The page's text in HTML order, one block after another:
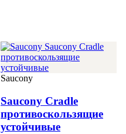
Saucony
Saucony Cradle
противоскользящие
устойчивые